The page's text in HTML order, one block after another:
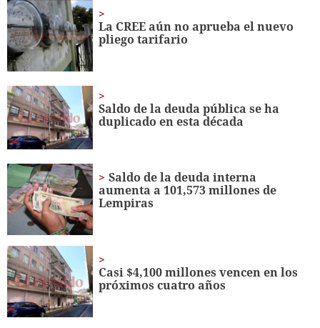
1
minute,
56
seconds
La CREE aún no aprueba el nuevo
pliego tarifario
Saldo de la deuda pública se ha
duplicado en esta década
Saldo de la deuda interna
aumenta a 101,573 millones de
Lempiras
Casi $4,100 millones vencen en los
próximos cuatro años